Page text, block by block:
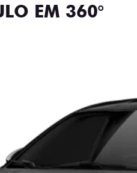
EM 360°